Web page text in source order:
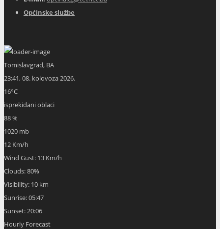
Općinske službe
Tomislavgrad, BA
23:41,08. kolovoza 2026.
16°C
isprekidani oblaci
88 %
1020 mb
12 Km/h
Wind Gust: 13 Km/h
Clouds:80%
Visibility: 10 km
Sunrise:05:47
Sunset:20:06
Hourly Forecast